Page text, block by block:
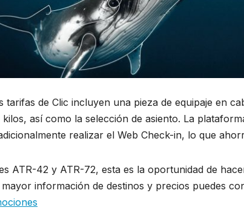
tarifas de Clic incluyen una pieza de equipaje en
kilos, así como la selección de asiento. La
realizar el Web Check-in, lo que
ATR-42 y ATR-72, esta es la oportunidad de
información de destinos y precios puedes